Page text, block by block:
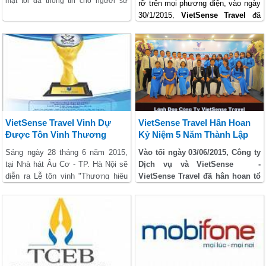
quý khách.
rỡ trên mọi phương diện, vào ngày
30/1/2015, VietSense Travel
đã
ân khách hàng, đối tác tại trung
tâm sự kiện Sao Mai.
VietSense Travel Vinh Dự
Được Tôn Vinh Thương
Hiệu Việt Nam Tin Dùng 2015
Sáng ngày 28 tháng 6 năm 2015,
tại Nhà hát Âu Cơ - TP. Hà Nội sẽ
diễn ra Lễ tôn vinh "Thương hiệu
VietSense Travel
được vinh danh Dịch vụ trải
nghiệm tin dùng 2015.
VietSense Travel Hân Hoan
Kỷ Niệm 5 Năm Thành Lập
Vào tối ngày 03/06/2015, Công ty
Dịch vụ và VietSense -
VietSense Travel đã hân hoan tổ
kiện Sao Mai - 210 Nguyễn Trãi,
Thanh Xuân, Hà Nội. đến dự có
sự hiện diện của các Cán bộ Sở